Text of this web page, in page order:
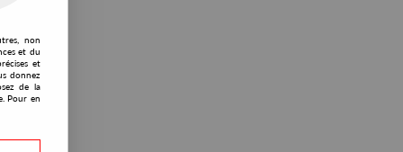
non
et du
et
donnez
de la
Pour en